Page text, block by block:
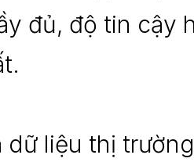
đủ, độ tin cậy
dữ liệu thị